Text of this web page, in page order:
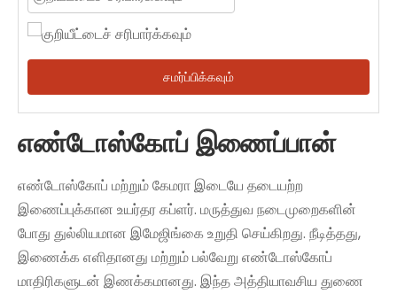
சமர்ப்பிக்கவும்
எண்டோஸ்கோப் இணைப்பான்
எண்டோஸ்கோப் மற்றும் கேமரா இடையே தடையற்ற
இணைப்புக்கான உயர்தர கப்ளர். மருத்துவ நடைமுறைகளின்
போது துல்லியமான இமேஜிங்கை உறுதி செய்கிறது. நீடித்தது,
இணைக்க எளிதானது மற்றும் பல்வேறு எண்டோஸ்கோப்
மாதிரிகளுடன் இணக்கமானது. இந்த அத்தியாவசிய துணை